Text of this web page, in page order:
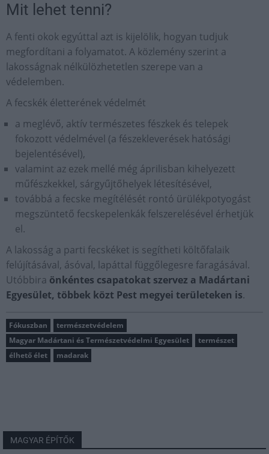
Mit lehet tenni?
A fenti okok egyúttal azt is kijelölik, hogyan tudjuk
megfordítani a folyamatot. A közlemény szerint a
lakosságnak nélkülözhetetlen szerepe van a
védelemben.
A fecskék életterének védelmét
a meglévő, aktív természetes fészkek és telepek
fokozott védelmével (a fészekleverések hatósági
bejelentésével),
valamint az ezek mellé még áprilisban kihelyezett
műfészkekkel, sárgyűjtőhelyek létesítésével,
továbbá a fecske megítélését rontó ürülékpotyogást
megszüntető fecskepelenkák felszerelésével érhetjük
el.
A lakosság a parti fecskéket is segítheti költőfalaik
felújításával, ásóval, lapáttal függőlegesre faragásával.
Utóbbira önkéntes csapatokat szervez a Madártani
Egyesület, többek közt Pest megyei területeken is.
Fókuszban
természetvédelem
Magyar Madártani és Természetvédelmi Egyesület
természet
élhető élet
madarak
MAGYAR ÉPÍTŐK